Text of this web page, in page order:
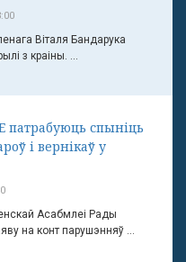
Віталя Бандарука
з краіны. ...
патрабуюць спыніць
і вернікаў у
Асабмлеі Рады
на конт парушэнняў ...